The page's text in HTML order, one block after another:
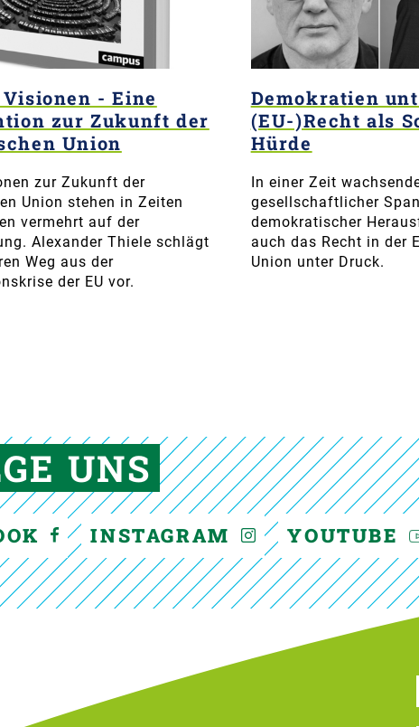
- Eine
zur Zukunft der
Union
zur Zukunft der
Union stehen in Zeiten
vermehrt auf der
Alexander Thiele schlägt
Weg aus der
der EU vor.
Demokratien
(EU-)Recht als
Hürde
In einer Zeit
gesellschaftlicher
demokratischer
auch das Recht in der
Union unter Druck.
UNS
INSTAGRAM YOUTUBE